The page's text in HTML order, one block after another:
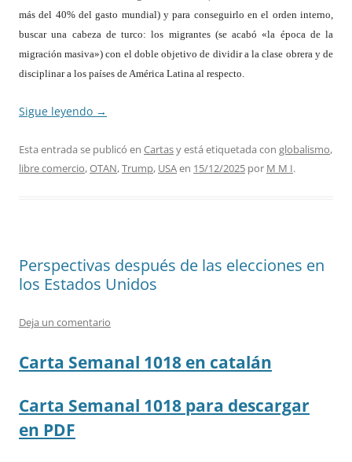
más del 40% del gasto mundial) y para conseguirlo en el orden interno,
buscar una cabeza de turco: los migrantes (se acabó «la época de la
migración masiva») con el doble objetivo de dividir a la clase obrera y de
disciplinar a los países de América Latina al respecto.
Sigue leyendo →
Esta entrada se publicó en Cartasy está etiquetada con globalismo,
libre comercio,OTAN,Trump, USAen 15/12/2025 por M M I.
Perspectivas después de las elecciones en
los Estados Unidos
Deja un comentario
Carta Semanal 1018 en catalán
Carta Semanal 1018 para descargar
en PDF